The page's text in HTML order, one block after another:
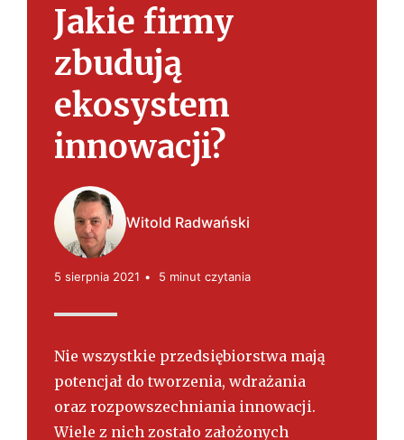
b
y
w
t
e
l
k
Jakie firmy
zbudują
ekosystem
innowacji?
Witold Radwański
5 sierpnia 2021 5 minut czytania
Nie wszystkie przedsiębiorstwa mają
potencjał do tworzenia, wdrażania
oraz rozpowszechniania innowacji.
Wiele z nich zostało założonych